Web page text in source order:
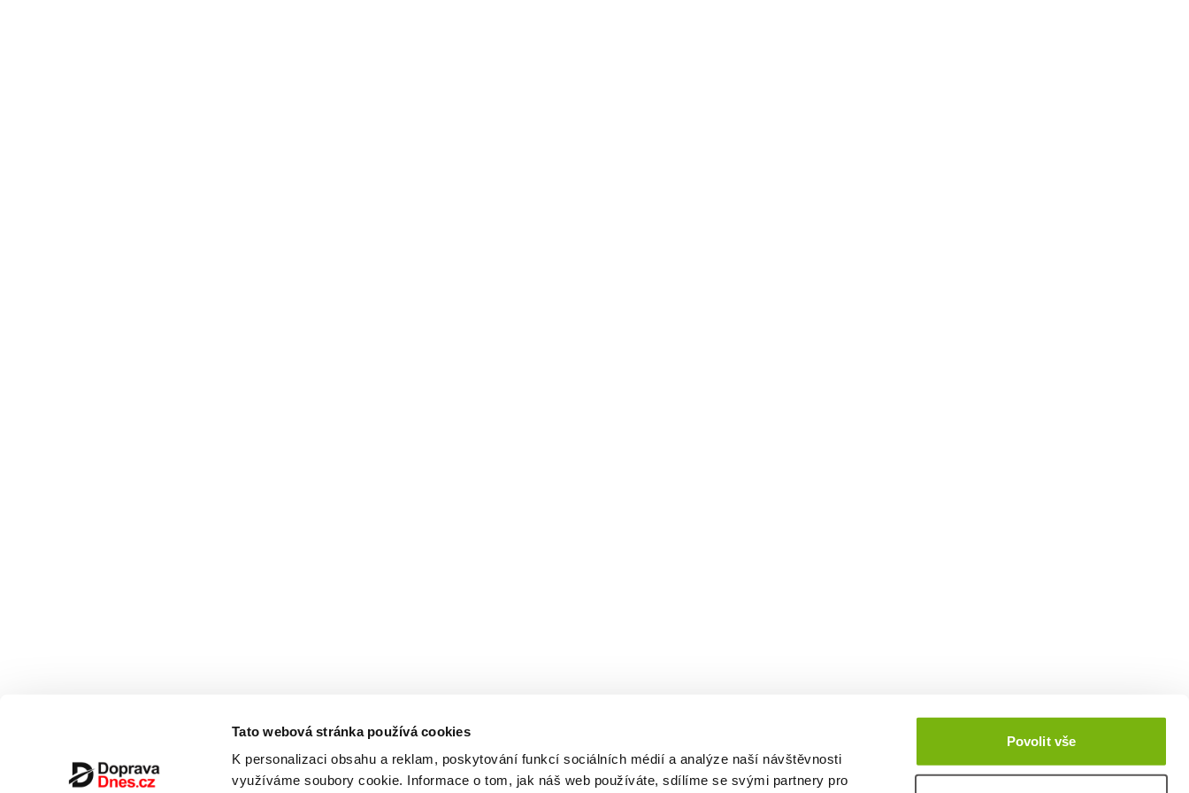
Tato webová stránka používá cookies
K personalizaci obsahu a reklam, poskytování funkcí sociálních médií a analýze naší návštěvnosti
využíváme soubory cookie. Informace o tom, jak náš web používáte, sdílíme se svými partnery pro
Povolit vše